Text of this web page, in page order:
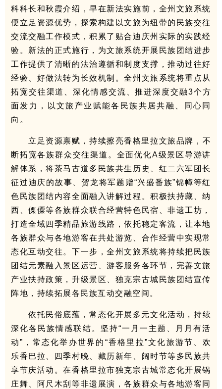
科科长和秋霞介绍，早在新法实施前，全州文旅系统
便立足资源优势，探索构建以文旅为纽带的民族交往
交流交融工作模式，积累了贴合迪庆州实际的实践经
验。新法的正式施行，为文旅系统开展民族团结进步
工作提供了清晰的法治遵循和制度支撑，推动过往好
经验、好做法转为长效机制。全州文旅系统将重点从
拓宽交往渠道、深化情感交流、推进深度交融3个方
面发力，以文旅产业赋能各民族共居共融、同心同
向。
立足资源禀赋，持续擦亮香格里拉文旅品牌，不
断拓宽各族群众交往渠道。全面优化A级景区导游讲
解体系，将茶马古道多民族共生历史、红二六军团长
征过迪庆的故事、贺龙将军题赠“兴盛番族”锦幛等红
色民族团结内容全面融入讲解过程。积极扶持藏、纳
西、傈僳等各族群众联合经营特色民宿、非遗工坊，
打造全域四季精品旅游线路，依托稳定客流，让本地
各族群众与各地游客在共处游览、合作经营中实现常
态化互动交往。下一步，全州文旅系统将持续把民族
团结元素融入景区运营、游客服务各环节，完善文旅
产业扶持政策，升级景区、独克宗古城民族团结宣传
阵地，持续拓展各民族互动交融空间。
依托民俗底蕴，常态化开展多元文化活动，持续
深化各民族情感联结。坚持“一月一主题、月月有活
动”，常态化举办世界的“香格里拉”文化旅游节、欢
乐香巴拉、四季村晚、藏历新年、阔时节等多民族共
享节庆活动。在香格里拉市独克宗古城常态化开展锅
庄舞、阿尺木刮等非遗展演，各族群众与各地游客同